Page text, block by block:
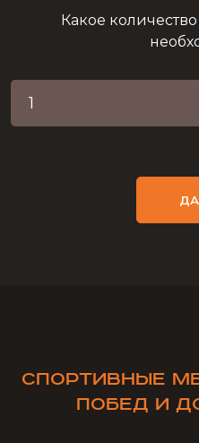
Какое
Спортивные
побед и